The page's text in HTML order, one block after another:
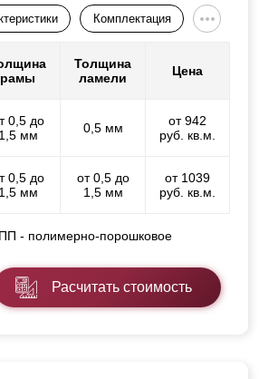
Комплектация
рамы
Толщина
ламели
Цена
0,5 до
1,5 мм
0,5 мм
от 942
руб. кв.м.
0,5 до
1,5 мм
от 0,5 до
1,5 мм
от 1039
руб. кв.м.
- полимерно-порошковое
Расчитать стоимость